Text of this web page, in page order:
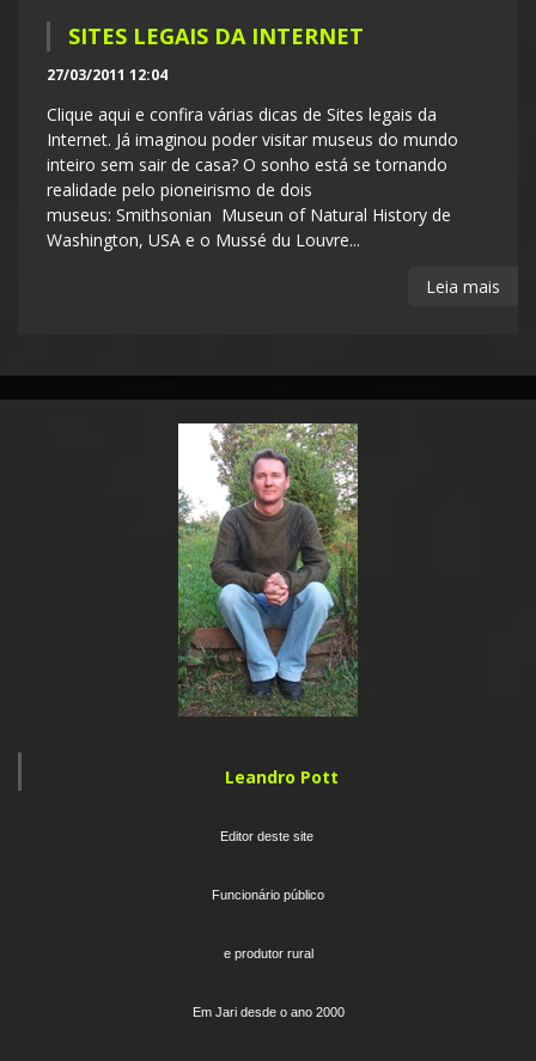
SITES LEGAIS DA INTERNET
27/03/2011 12:04
Clique aqui e confira várias dicas de Sites legais da
Internet. Já imaginou poder visitar museus do mundo
inteiro sem sair de casa? O sonho está se tornando
realidade pelo pioneirismo de dois
museus: Smithsonian Museun of Natural History de
Washington, USA e o Mussé du Louvre...
Leia mais
Leandro Pott
Editor deste site
Funcionário público
e produtor rural
Em Jari desde o ano 2000